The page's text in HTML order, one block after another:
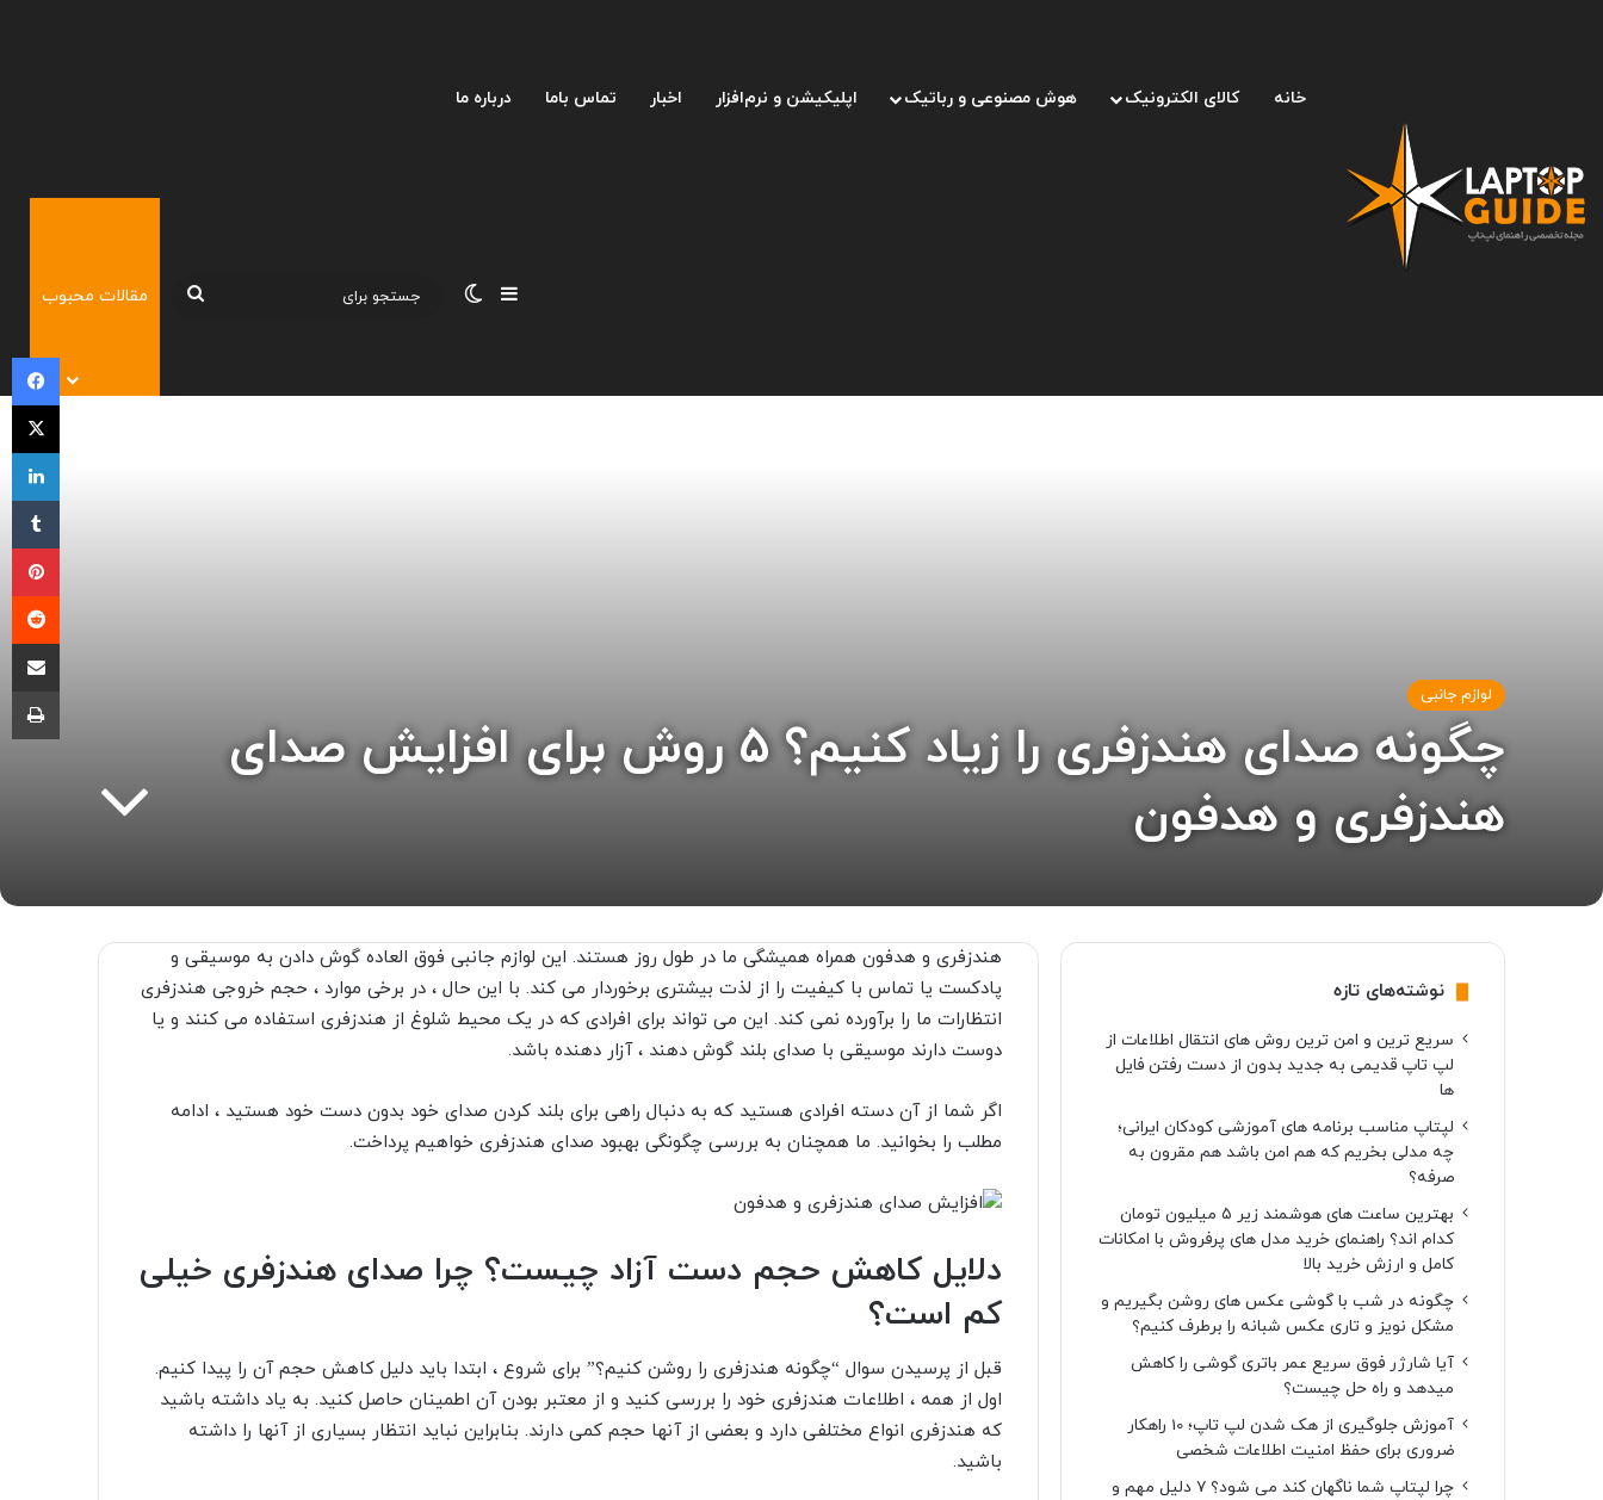
خانه کالای الکترونیک هوش مصنوعی و رباتیک اپلیکیشن و نرم‌افزار اخبار تماس باما درباره ما
نوارکناریتغییر پوسته
جستجومقالات محبوب
صفحه اصلی
لوازم جانبی
چگونه صدای هندزفری را زیاد کنیم؟ 5 روش برای افزایش صدای
هندزفری و هدفون
هندزفری و هدفون همراه همیشگی ما در طول روز هستند. این لوازم جانبی فوق العاده گوش دادن به موسیقی و
پادکست یا تماس با کیفیت را از لذت بیشتری برخوردار می کند. با این حال ، در برخی موارد ، حجم خروجی هندزفری
انتظارات ما را برآورده نمی کند. این می تواند برای افرادی که در یک محیط شلوغ از هندزفری استفاده می کنند و یا
دوست دارند موسیقی با صدای بلند گوش دهند ، آزار دهنده باشد.
اگر شما از آن دسته افرادی هستید که به دنبال راهی برای بلند کردن صدای خود بدون دست خود هستید ، ادامه
مطلب را بخوانید. ما همچنان به بررسی چگونگی بهبود صدای هندزفری خواهیم پرداخت.
دلایل کاهش حجم دست آزاد چیست؟ چرا صدای هندزفری خیلی
کم است؟
قبل از پرسیدن سوال “چگونه هندزفری را روشن کنیم؟” برای شروع ، ابتدا باید دلیل کاهش حجم آن را پیدا کنیم.
اول از همه ، اطلاعات هندزفری خود را بررسی کنید و از معتبر بودن آن اطمینان حاصل کنید. به یاد داشته باشید
که هندزفری انواع مختلفی دارد و بعضی از آنها حجم کمی دارند. بنابراین نباید انتظار بسیاری از آنها را داشته
باشید.
نوشته‌های تازه
سریع ترین و امن ترین روش های انتقال اطلاعات از
لپ تاپ قدیمی به جدید بدون از دست رفتن فایل
ها
لپتاپ مناسب برنامه های آموزشی کودکان ایرانی؛
چه مدلی بخریم که هم امن باشد هم مقرون به
صرفه؟
بهترین ساعت های هوشمند زیر ۵ میلیون تومان
کدام اند؟ راهنمای خرید مدل های پرفروش با امکانات
کامل و ارزش خرید بالا
چگونه در شب با گوشی عکس های روشن بگیریم و
مشکل نویز و تاری عکس شبانه را برطرف کنیم؟
آیا شارژر فوق سریع عمر باتری گوشی را کاهش
میدهد و راه حل چیست؟
آموزش جلوگیری از هک شدن لپ تاپ؛ 10 راهکار
ضروری برای حفظ امنیت اطلاعات شخصی
چرا لپتاپ شما ناگهان کند می شود؟ ۷ دلیل مهم و